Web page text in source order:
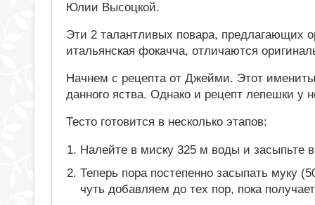
Юлии Высоцкой.
Эти 2 талантливых повара, предлагающих
итальянская фокачча, отличаются
Начнем с рецепта от Джейми. Этот
данного яства. Однако и рецепт лепешки у
Тесто готовится в несколько этапов:
Налейте в миску 325 м воды и засыпьте
Теперь пора постепенно засыпать муку
чуть добавляем до тех пор, пока